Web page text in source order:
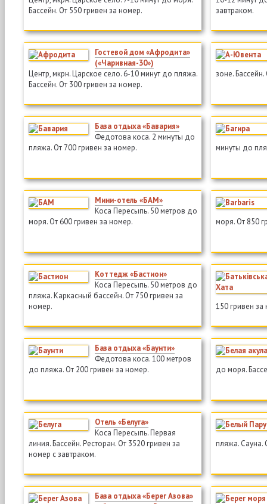
Бассейн. От 550 гривен за номер.
завтраком.
Гостевой дом «Афродита»
(«Чаривная-30»)
Центр, мкрн. Царское село. 6-10 минут до пляжа.
Бассейн. От 300 гривен за номер.
зоне.
База отдыха «Бавария»
Федотова коса. 2 минуты до
пляжа. От 700 гривен за номер.
минуты до
Мини-отель «БАМ»
Коса Пересыпь. 50 метров до
моря. От 600 гривен за номер.
моря. От 850
Коттедж «Бастион»
Коса Пересыпь. 50 метров до
пляжа. Каркасный бассейн. От 750 гривен за
номер.
150 гривен за
База отдыха «Баунти»
Федотова коса. 100 метров
до пляжа. От 200 гривен за номер.
до моря.
Отель «Белуга»
Коса Пересыпь. Первая
линия. Бассейн. Ресторан. От 3520 гривен за
номер с завтраком.
пляжа. Сауна.
База отдыха «Берег Азова»